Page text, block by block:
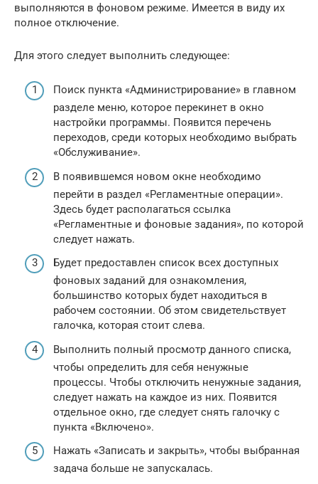
выполняются в фоновом режиме. Имеется в виду их
полное отключение.
Для этого следует выполнить следующее:
Поиск пункта «Администрирование» в главном
разделе меню, которое перекинет в окно
настройки программы. Появится перечень
переходов, среди которых необходимо выбрать
«Обслуживание».
В появившемся новом окне необходимо
перейти в раздел «Регламентные операции».
Здесь будет располагаться ссылка
«Регламентные и фоновые задания», по которой
следует нажать.
Будет предоставлен список всех доступных
фоновых заданий для ознакомления,
большинство которых будет находиться в
рабочем состоянии. Об этом свидетельствует
галочка, которая стоит слева.
Выполнить полный просмотр данного списка,
чтобы определить для себя ненужные
процессы. Чтобы отключить ненужные задания,
следует нажать на каждое из них. Появится
отдельное окно, где следует снять галочку с
пункта «Включено».
Нажать «Записать и закрыть», чтобы выбранная
задача больше не запускалась.